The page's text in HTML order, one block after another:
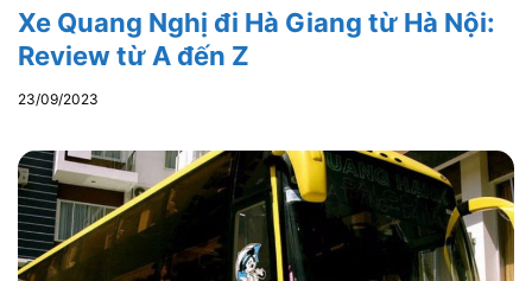
Xe Quang Nghị đi Hà Giang từ Hà Nội:
Review từ A đến Z
23/09/2023